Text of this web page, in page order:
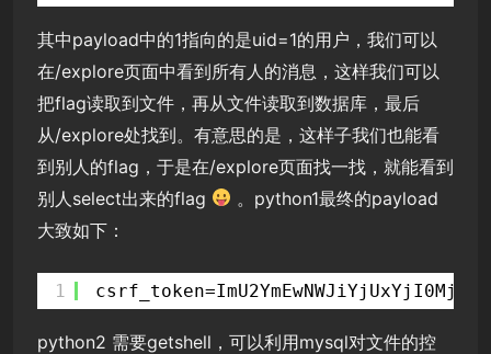
其中payload中的1指向的是uid=1的用户，我们可以
在/explore页面中看到所有人的消息，这样我们可以
把flag读取到文件，再从文件读取到数据库，最后
从/explore处找到。有意思的是，这样子我们也能看
到别人的flag，于是在/explore页面找一找，就能看到
别人select出来的flag
。python1最终的payload
大致如下：
1
python2 需要getshell，可以利用mysql对文件的控